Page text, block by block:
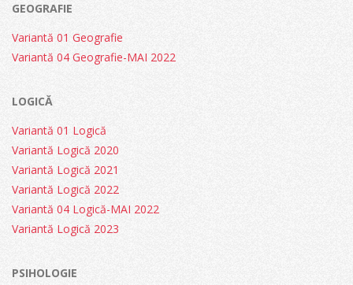
GEOGRAFIE
Variantă 01 Geografie
Variantă 04 Geografie-MAI 2022
LOGICĂ
Variantă 01 Logică
Variantă Logică 2020
Variantă Logică 2021
Variantă Logică 2022
Variantă 04 Logică-MAI 2022
Variantă Logică 2023
PSIHOLOGIE